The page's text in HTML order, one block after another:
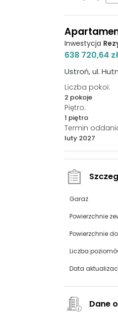
Inwestycja
638 720,64 zł
Ustroń, ul.
Liczba pokoi:
2 pokoje
Piętro:
1 piętro
Termin
luty 2027
Garaż
Powierzchnie
Powierzchnie
Liczba
Data
Dane